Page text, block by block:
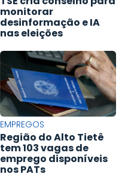
monitorar
desinformação e IA
nas eleições
EMPREGOS
Região do Alto Tietê
tem 103 vagas de
emprego disponíveis
nos PATs